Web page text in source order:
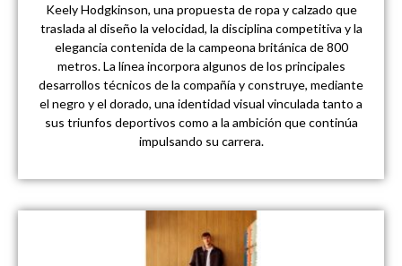
Keely Hodgkinson, una propuesta de ropa y calzado que
traslada al diseño la velocidad, la disciplina competitiva y la
elegancia contenida de la campeona británica de 800
metros. La línea incorpora algunos de los principales
desarrollos técnicos de la compañía y construye, mediante
el negro y el dorado, una identidad visual vinculada tanto a
sus triunfos deportivos como a la ambición que continúa
impulsando su carrera.